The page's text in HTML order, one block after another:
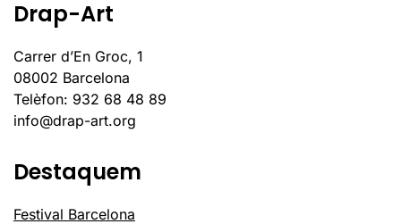
Drap-Art
Carrer d’En Groc, 1
08002 Barcelona
Telèfon: 932 68 48 89
info@drap-art.org
Destaquem
Festival Barcelona